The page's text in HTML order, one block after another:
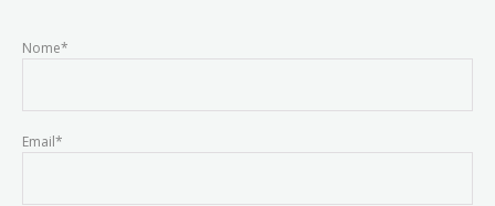
Nome*
Email*